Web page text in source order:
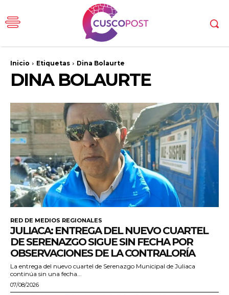
Inicio Etiquetas Dina Bolaurte
DINA BOLAURTE
RED DE MEDIOS REGIONALES
JULIACA: ENTREGA DEL NUEVO CUARTEL
DE SERENAZGO SIGUE SIN FECHA POR
OBSERVACIONES DE LA CONTRALORÍA
La entrega del nuevo cuartel de Serenazgo Municipal de Juliaca
continúa sin una fecha...
07/08/2026